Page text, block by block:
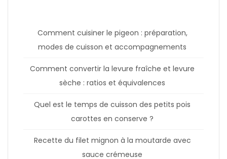
Comment cuisiner le pigeon : préparation,
modes de cuisson et accompagnements
Comment convertir la levure fraîche et levure
sèche : ratios et équivalences
Quel est le temps de cuisson des petits pois
carottes en conserve ?
Recette du filet mignon à la moutarde avec
sauce crémeuse